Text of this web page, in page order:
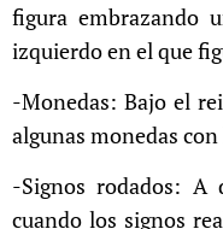
figura embrazando
izquierdo en el que
-Monedas: Bajo el
algunas monedas
-Signos rodados:
cuando los signos